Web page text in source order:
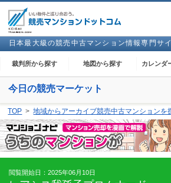
日本最大級の競売中古マンション情報専門サ
裁判所から探す 地図から探す カレンダ
今日の競売マーケット
閲覧開始：下妻、足利、大田原、奈良、和歌山、
TOP 地域からアーカイブ競売中古マンションを
閲覧開始日：2025年06月10日